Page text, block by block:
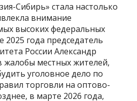
Сибирь» стала настолько
внимание
высоких федеральных
2025 года председатель
России Александр
жалобы местных жителей,
уголовное дело по
торговли на оптово-
в марте 2026 года,